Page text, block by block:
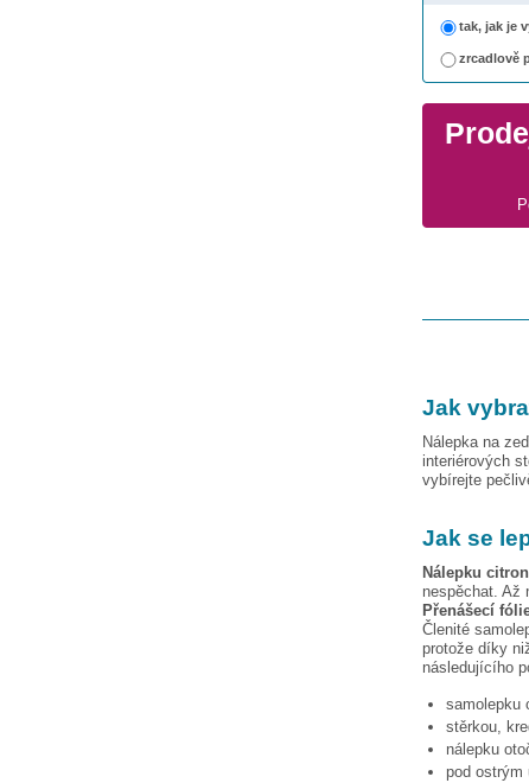
tak, jak je
zrcadlově
Jak
Nálepka na
interiérových
vybírejte
Jak se
Nálepku
nespěchat. Až
Přenášecí
Členité
protože díky
následujícího
samolepku
stěrkou,
nálepku
pod ostrým